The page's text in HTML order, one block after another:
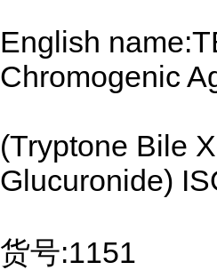
English
Chromogenic
(Tryptone Bile
Glucuronide)
货号:1151